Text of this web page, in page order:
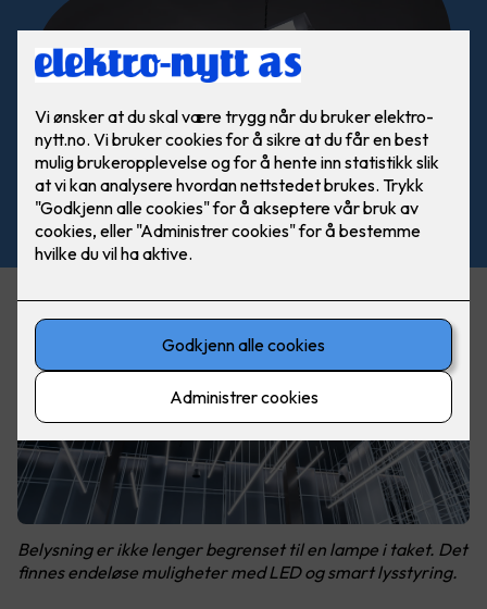
Belysning er ikke lenger begrenset til en lampe i taket. Det
finnes endeløse muligheter med LED og smart lysstyring.